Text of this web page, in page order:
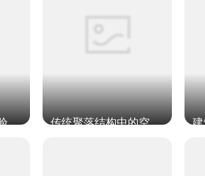
透视前后的空间体验与建构 传统聚落结构中的空间概念